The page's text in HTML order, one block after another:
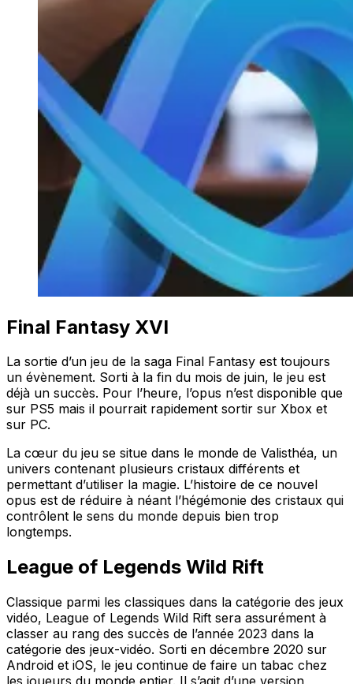
Final Fantasy XVI
La sortie d’un jeu de la saga Final Fantasy est toujours
un évènement. Sorti à la fin du mois de juin, le jeu est
déjà un succès. Pour l’heure, l’opus n’est disponible que
sur PS5 mais il pourrait rapidement sortir sur Xbox et
sur PC.
La cœur du jeu se situe dans le monde de Valisthéa, un
univers contenant plusieurs cristaux différents et
permettant d’utiliser la magie. L’histoire de ce nouvel
opus est de réduire à néant l’hégémonie des cristaux qui
contrôlent le sens du monde depuis bien trop
longtemps.
League of Legends Wild Rift
Classique parmi les classiques dans la catégorie des jeux
vidéo, League of Legends Wild Rift sera assurément à
classer au rang des succès de l’année 2023 dans la
catégorie des jeux-vidéo. Sorti en décembre 2020 sur
Android et iOS, le jeu continue de faire un tabac chez